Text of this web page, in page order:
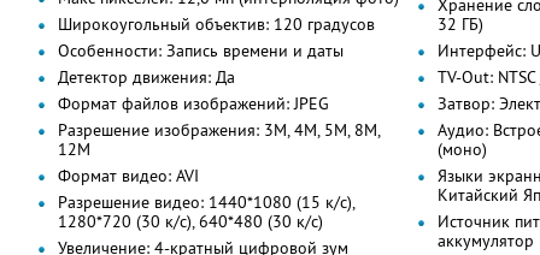
Широкоугольный объектив: 120 градусов
Особенности: Запись времени и даты
Детектор движения: Да
Формат файлов изображений: JPEG
Разрешение изображения: 3M, 4M, 5M, 8M,
12M
Формат видео: AVI
Разрешение видео: 1440*1080 (15 к/с),
1280*720 (30 к/с), 640*480 (30 к/с)
Увеличение: 4-кратный цифровой зум
Хранение
32 ГБ)
Интерфейс:
TV-Out:
Затвор:
Аудио:
(моно)
Языки
Китайский
Источник
аккумулятор